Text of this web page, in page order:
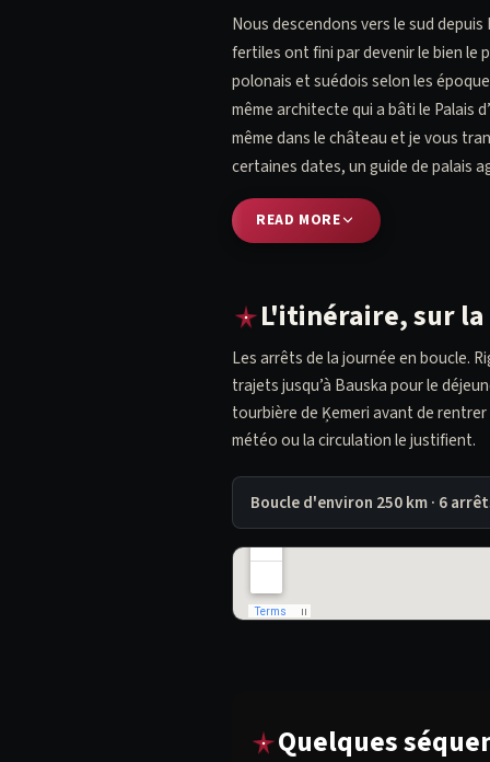
Nous descendons vers le sud
fertiles ont fini par devenir le bien le
polonais et suédois selon les
même architecte qui a bâti le Palais
même dans le château et je vous
certaines dates, un guide de palais
READ MORE
L'itinéraire, sur
Les arrêts de la journée en boucle.
trajets jusqu’à Bauska pour le
tourbière de Ķemeri avant de
météo ou la circulation le justifient.
Boucle d'environ 250 km · 6
Quelques